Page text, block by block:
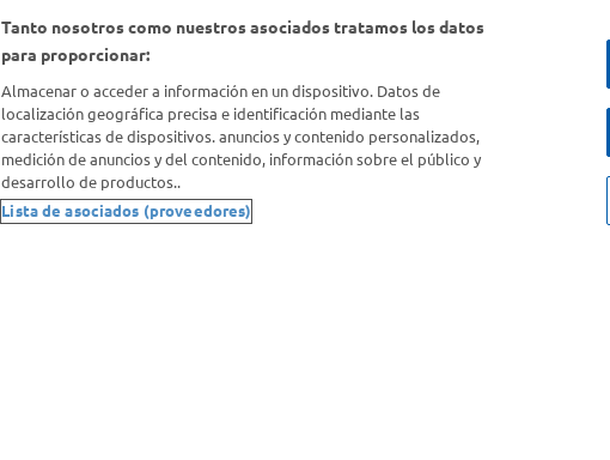
Gift cards empresariales
Tanto nosotros como nuestros asociados tratamos los datos
para proporcionar:
Almacenar o acceder a información en un dispositivo. Datos de
localización geográfica precisa e identificación mediante las
características de dispositivos. anuncios y contenido personalizados,
medición de anuncios y del contenido, información sobre el público y
desarrollo de productos..
Lista de asociados (proveedores)